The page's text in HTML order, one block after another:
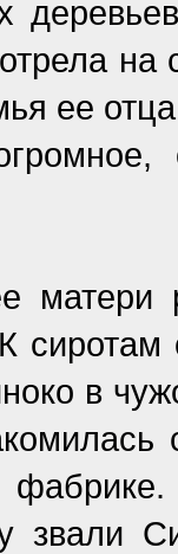
ее
матери
сиротам
в
звали